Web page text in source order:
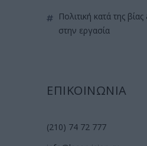
πολιτική κατά της βίας & παρενόχλησης
στην εργασία
ΕΠΙΚΟΙΝΩΝΙΑ
(210) 74 72 777